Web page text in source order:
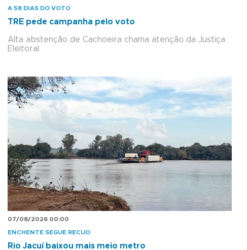
A 58 DIAS DO VOTO
TRE pede campanha pelo voto
Alta abstenção de Cachoeira chama atenção da Justiça
Eleitoral
07/08/2026 00:00
ENCHENTE SEGUE RECUO
Rio Jacuí baixou mais meio metro